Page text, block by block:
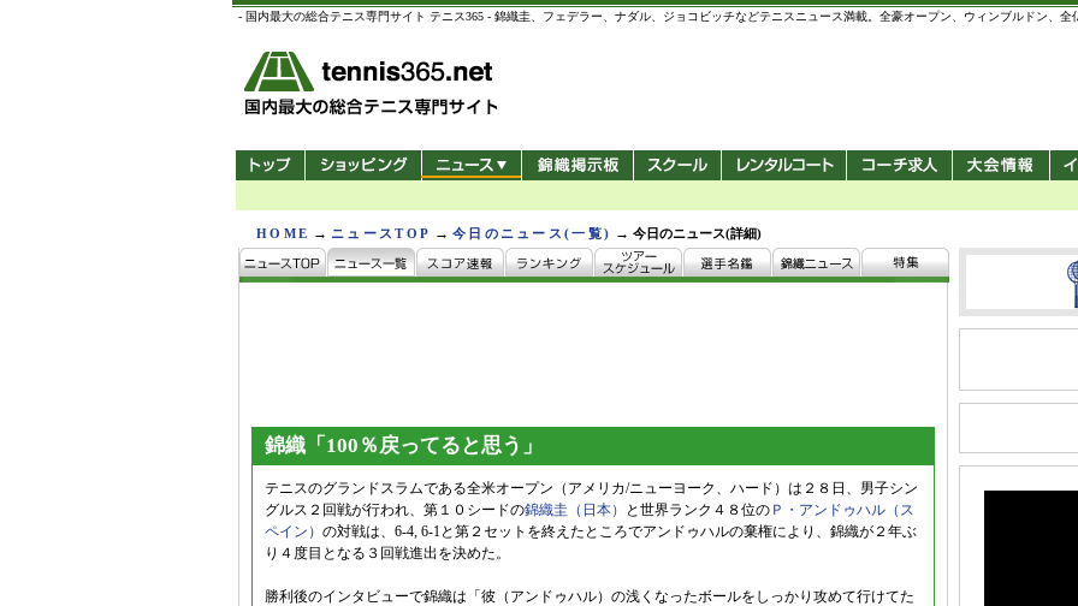
- 国内最大の総合テニス専門サイト テニス365 - 錦織圭、フェデラー、ナダル、ジョコビッチなどテニスニュース満載。全豪オープン、ウィンブルドン、全
HOME → ニュースTOP →今日のニュース(一覧) →今日のニュース(詳細)
錦織「100％戻ってると思う」
テニスのグランドスラムである全米オープン（アメリカ/ニューヨーク、ハード）は２８日、男子シン
グルス２回戦が行われ、第１０シードの錦織圭（日本） と世界ランク４８位の Ｐ・アンドゥハル（ス
ペイン） の対戦は、6-4, 6-1と第２セットを終えたところでアンドゥハルの棄権により、錦織が２年ぶ
り４度目となる３回戦進出を決めた。
勝利後のインタビューで錦織は「彼（アンドゥハル）の浅くなったボールをしっかり攻めて行けてた